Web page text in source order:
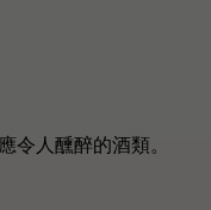
令人醺醉的酒類。